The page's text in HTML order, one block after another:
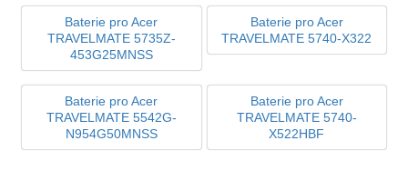
Baterie pro Acer
TRAVELMATE 5735Z-
453G25MNSS
Baterie pro Acer
TRAVELMATE 5740-X322
Baterie pro Acer
TRAVELMATE 5542G-
N954G50MNSS
Baterie pro Acer
TRAVELMATE 5740-
X522HBF